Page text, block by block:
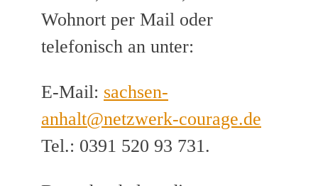
Wohnort per Mail oder
telefonisch an unter:
E-Mail: sachsen-
anhalt@netzwerk-courage.de
Tel.: 0391 520 93 731.